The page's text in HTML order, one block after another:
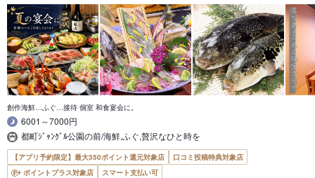
創作海鮮…ふぐ…接待 個室 和食宴会に。
6001～7000円
都町ｼﾞｬﾝｸﾞﾙ公園の前/海鮮,ふぐ,贅沢なひと時を
【アプリ予約限定】最大350ポイント還元対象店
口コミ投稿特典対象店
ポイントプラス対象店
スマート支払い可